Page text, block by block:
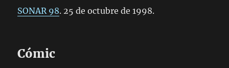
SONAR 98. 25 de octubre de 1998.
Cómic